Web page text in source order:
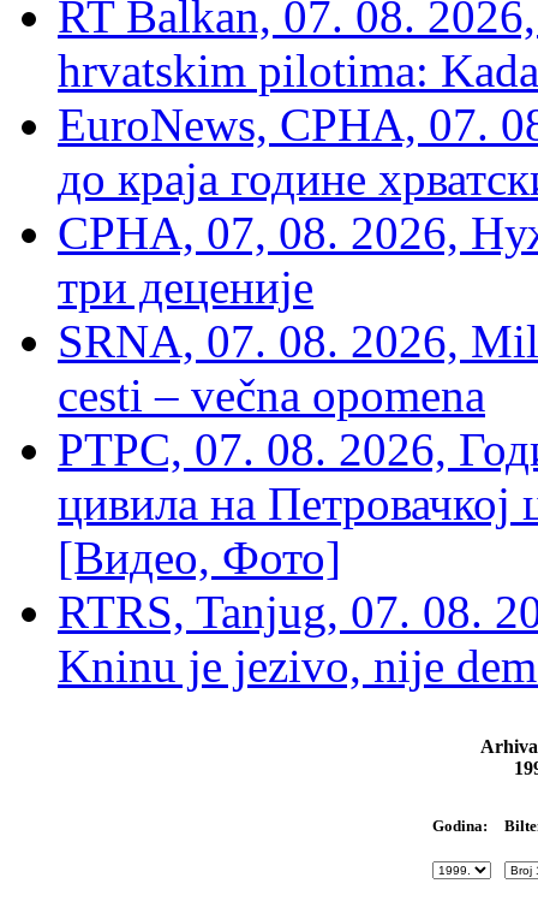
RT Balkan, 07. 08.
hrvatskim pilotima:
EuroNews, СРНА, 07.
до краја године
СРНА, 07, 08. 2026,
три деценије
SRNA, 07. 08. 2026,
cesti – večna opomena
РТРС, 07. 08. 2026,
цивила на Петровачкој
[Видео, Фото]
RTRS, Tanjug, 07. 08.
Kninu je jezivo, nije
Godina: